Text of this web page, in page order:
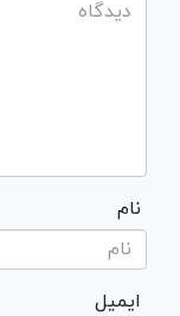
نام
ایمیل